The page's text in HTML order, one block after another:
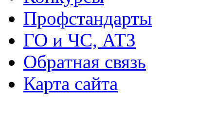
Профстандарты
ГО и ЧС, АТЗ
Обратная связь
Карта сайта